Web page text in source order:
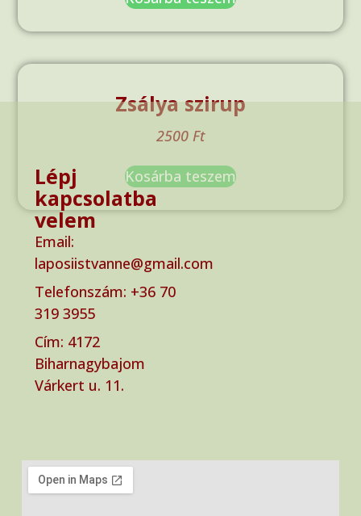
Zsálya szirup
2500 Ft
Kosárba teszem
Lépj
kapcsolatba
velem
Email:
laposiistvanne@gmail.com
Telefonszám: ‭+36 70
319 3955‬
Cím: ‭4172
Biharnagybajom
Várkert u. 11.